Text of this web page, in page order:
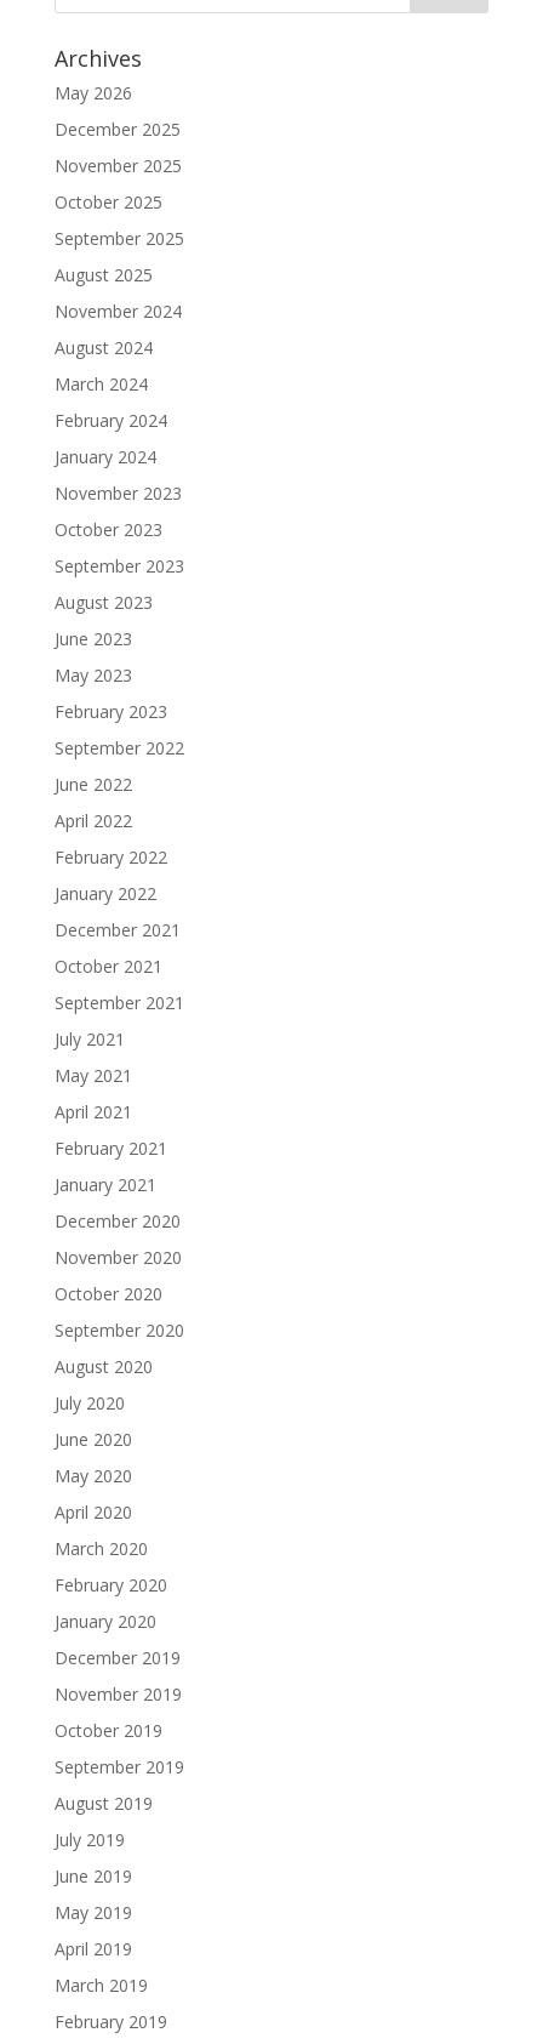
Archives
May 2026
December 2025
November 2025
October 2025
September 2025
August 2025
November 2024
August 2024
March 2024
February 2024
January 2024
November 2023
October 2023
September 2023
August 2023
June 2023
May 2023
February 2023
September 2022
June 2022
April 2022
February 2022
January 2022
December 2021
October 2021
September 2021
July 2021
May 2021
April 2021
February 2021
January 2021
December 2020
November 2020
October 2020
September 2020
August 2020
July 2020
June 2020
May 2020
April 2020
March 2020
February 2020
January 2020
December 2019
November 2019
October 2019
September 2019
August 2019
July 2019
June 2019
May 2019
April 2019
March 2019
February 2019